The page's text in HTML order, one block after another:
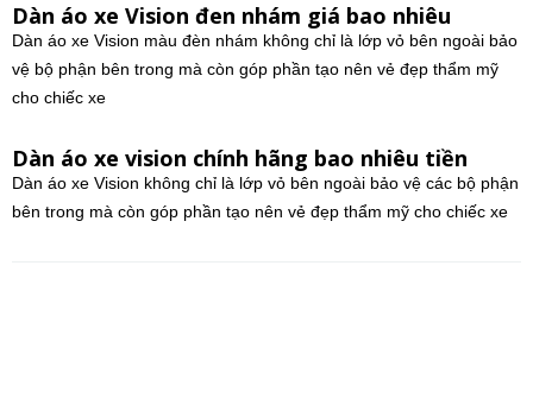
Dàn áo xe Vision đen nhám giá bao nhiêu
Dàn áo xe Vision màu đèn nhám không chỉ là lớp vỏ bên ngoài bảo
vệ bộ phận bên trong mà còn góp phần tạo nên vẻ đẹp thẩm mỹ
cho chiếc xe
Dàn áo xe vision chính hãng bao nhiêu tiền
Dàn áo xe Vision không chỉ là lớp vỏ bên ngoài bảo vệ các bộ phận
bên trong mà còn góp phần tạo nên vẻ đẹp thẩm mỹ cho chiếc xe